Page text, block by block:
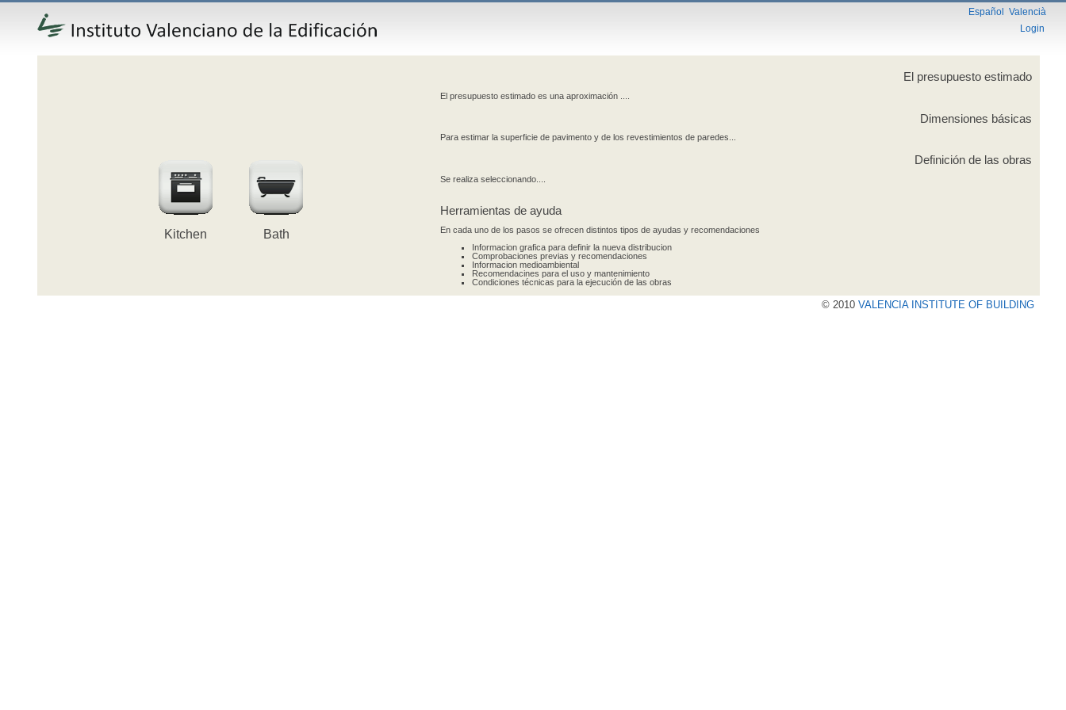
Español
Valencià
Login
Kitchen Bath
El presupuesto estimado
El presupuesto estimado es una aproximación ....
Dimensiones básicas
Para estimar la superficie de pavimento y de los revestimientos de paredes...
Definición de las obras
Se realiza seleccionando....
Herramientas de ayuda
En cada uno de los pasos se ofrecen distintos tipos de ayudas y recomendaciones
Informacion grafica para definir la nueva distribucion
Comprobaciones previas y recomendaciones
Informacion medioambiental
Recomendacines para el uso y mantenimiento
Condiciones técnicas para la ejecución de las obras
© 2010 VALENCIA INSTITUTE OF BUILDING